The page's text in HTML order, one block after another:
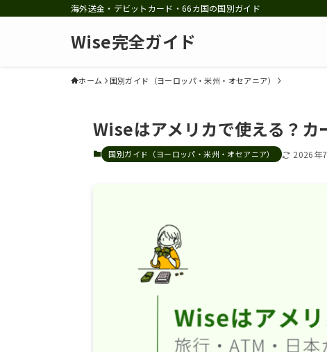
海外送金・デビットカード・66カ国の国別ガイド
Wise完全ガイド
ホーム 国別ガイド（ヨーロッパ・米州・オセアニア）
Wiseはアメリカで使える？
国別ガイド（ヨーロッパ・米州・オセアニア） 2026年